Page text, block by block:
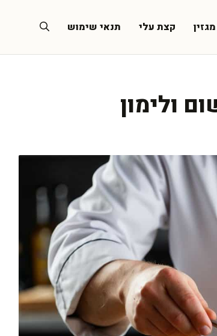
מגזין קצת עלי תנאי שימוש
ולימון